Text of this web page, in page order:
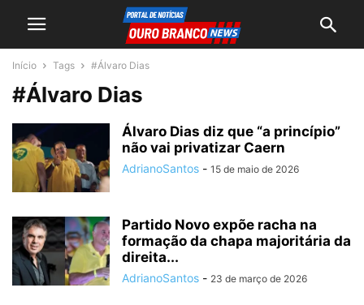
Início Tags #Álvaro Dias
#Álvaro Dias
Álvaro Dias diz que “a princípio”
não vai privatizar Caern
AdrianoSantos - 15 de maio de 2026
Partido Novo expõe racha na
formação da chapa majoritária da
direita...
AdrianoSantos - 23 de março de 2026